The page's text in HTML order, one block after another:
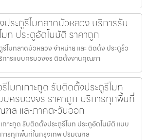
ประตูรีโมทลาดบัวหลวง บริการรับ
ท ประตูอัตโนมัติ ราคาถูก
โมทลาดบัวหลวง จำหน่าย และ ติดตั้ง ประตูรั้ว
การแบบครบวงจร ติดตั้งงานคุณภา
โมทเกาะกูด รับติดตั้งประตูรีโมท
บครบวงจร ราคาถูก บริการทุกพื้นที่
ล และภาคตะวันออก
กาะกูด รับติดตั้งประตูรีโมท ประตูอัตโนมัติ แบบ
ารทุกพื้นที่ในกรุงเทพ ปริมณฑล